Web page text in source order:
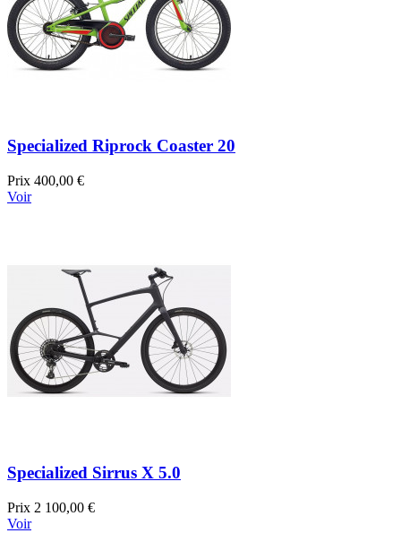
Specialized Riprock Coaster 20
Prix 400,00 €
Voir
Specialized Sirrus X 5.0
Prix 2 100,00 €
Voir